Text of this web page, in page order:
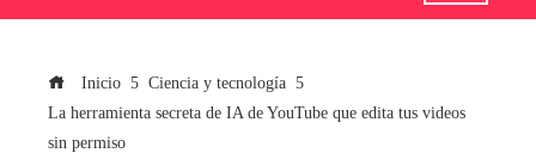
Inicio
Ciencia y tecnología
La herramienta secreta de IA de YouTube que edita tus videos
sin permiso